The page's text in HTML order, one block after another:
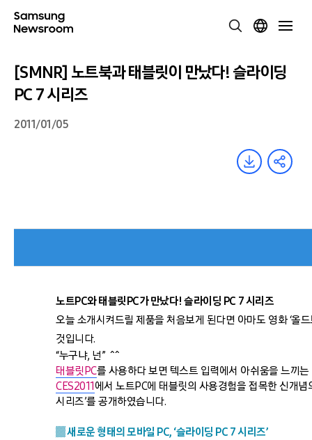
[SMNR] 노트북과 태블릿이 만났다! 슬라이딩
PC 7 시리즈
2011/01/05
노트PC와 태블릿PC가 만났다! 슬라이딩 PC 7 시리즈
오늘 소개시켜드릴 제품을 처음보게 된다면 아마도 영화 ‘올
것입니다.
“누구냐, 넌” ^^
태블릿PC를 사용하다 보면 텍스트 입력에서 아쉬움을 느끼
CES2011에서 노트PC에 태블릿의 사용경험을 접목한 신개념
시리즈’를 공개하였습니다.
▒ 새로운 형태의 모바일 PC, ‘슬라이딩 PC 7 시리즈’